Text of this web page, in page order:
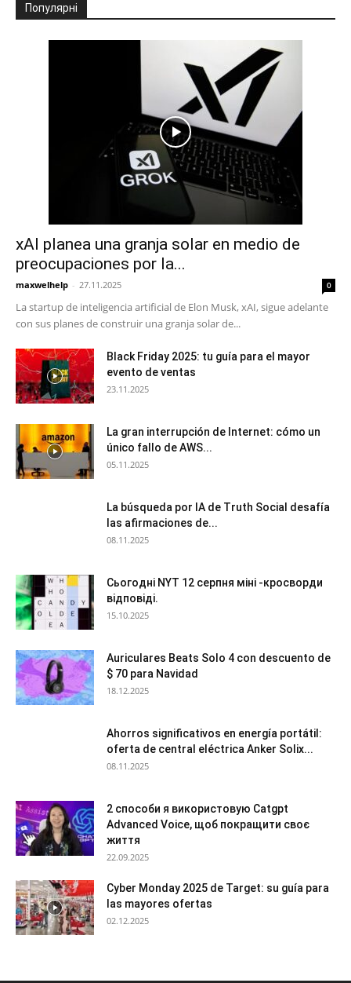
Популярні
xAI planea una granja solar en medio de
preocupaciones por la...
maxwelhelp - 27.11.2025 0
La startup de inteligencia artificial de Elon Musk, xAI, sigue adelante
con sus planes de construir una granja solar de...
Black Friday 2025: tu guía para el mayor
evento de ventas
23.11.2025
La gran interrupción de Internet: cómo un
único fallo de AWS...
05.11.2025
La búsqueda por IA de Truth Social desafía
las afirmaciones de...
08.11.2025
Сьогодні NYT 12 серпня міні -кросворди
відповіді.
15.10.2025
Auriculares Beats Solo 4 con descuento de
$ 70 para Navidad
18.12.2025
Ahorros significativos en energía portátil:
oferta de central eléctrica Anker Solix...
08.11.2025
2 способи я використовую Catgpt
Advanced Voice, щоб покращити своє
життя
22.09.2025
Cyber Monday 2025 de Target: su guía para
las mayores ofertas
02.12.2025